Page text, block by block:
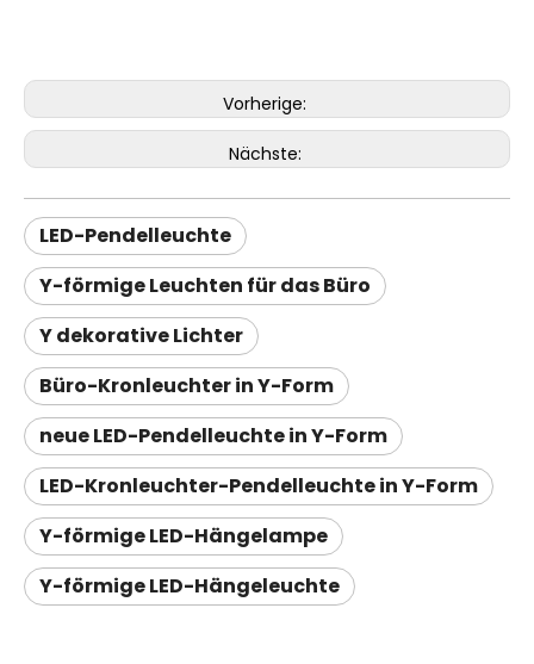
Vorherige:
Nächste:
LED-Pendelleuchte
Y-förmige Leuchten für das Büro
Y dekorative Lichter
Büro-Kronleuchter in Y-Form
neue LED-Pendelleuchte in Y-Form
LED-Kronleuchter-Pendelleuchte in Y-Form
Y-förmige LED-Hängelampe
Y-förmige LED-Hängeleuchte